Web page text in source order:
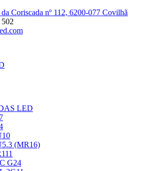
Coriscada nº 112, 6200-077 Covilhã
LED
(MR16)
G24